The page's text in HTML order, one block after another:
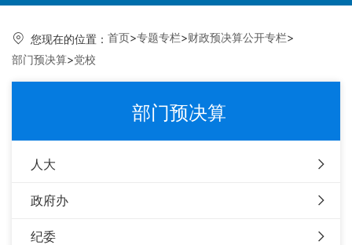
您现在的位置： 首页>专题专栏>财政预决算公开专栏>
部门预决算>党校
部门预决算
人大
政府办
纪委